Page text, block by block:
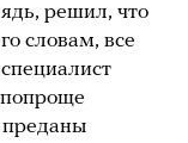
решил, что
словам, все
попроще
преданы